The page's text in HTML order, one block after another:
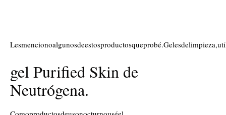
gel Purified Skin de
Neutrógena.